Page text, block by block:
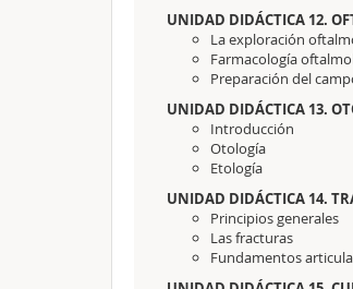
UNIDAD DIDÁCTICA 12.
La exploración
Farmacología
Preparación del
UNIDAD DIDÁCTICA 13.
Introducción
Otología
Etología
UNIDAD DIDÁCTICA 14.
Principios generales
Las fracturas
Fundamentos